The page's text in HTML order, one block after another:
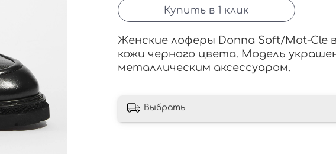
Купить в 1 клик
Женские лоферы Donna Soft/Mot-Cle
кожи черного цвета. Модель
металлическим аксессуаром.
Выбрать